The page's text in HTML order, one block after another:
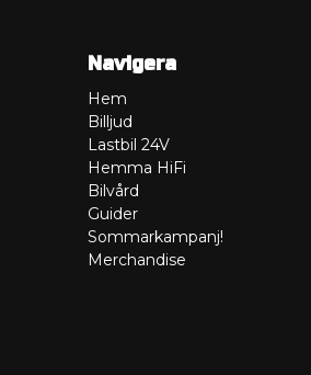
Navigera
Hem
Billjud
Lastbil 24V
Hemma HiFi
Bilvård
Guider
Sommarkampanj!
Merchandise